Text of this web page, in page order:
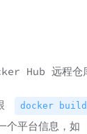
Hub 远程仓
docker build
个平台信息，如